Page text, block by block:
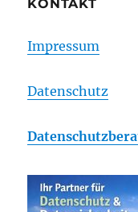
KONTAKT
Impressum
Datenschutz